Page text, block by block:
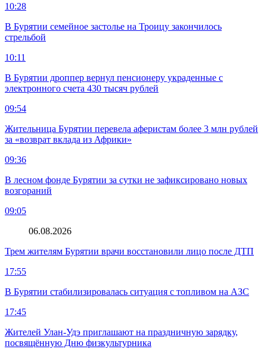
10:28
В Бурятии семейное застолье на Троицу закончилось
стрельбой
10:11
В Бурятии дроппер вернул пенсионеру украденные с
электронного счета 430 тысяч рублей
09:54
Жительница Бурятии перевела аферистам более 3 млн рублей
за «возврат вклада из Африки»
09:36
В лесном фонде Бурятии за сутки не зафиксировано новых
возгораний
09:05
06.08.2026
Трем жителям Бурятии врачи восстановили лицо после ДТП
17:55
В Бурятии стабилизировалась ситуация с топливом на АЗС
17:45
Жителей Улан-Удэ приглашают на праздничную зарядку,
посвящённую Дню физкультурника